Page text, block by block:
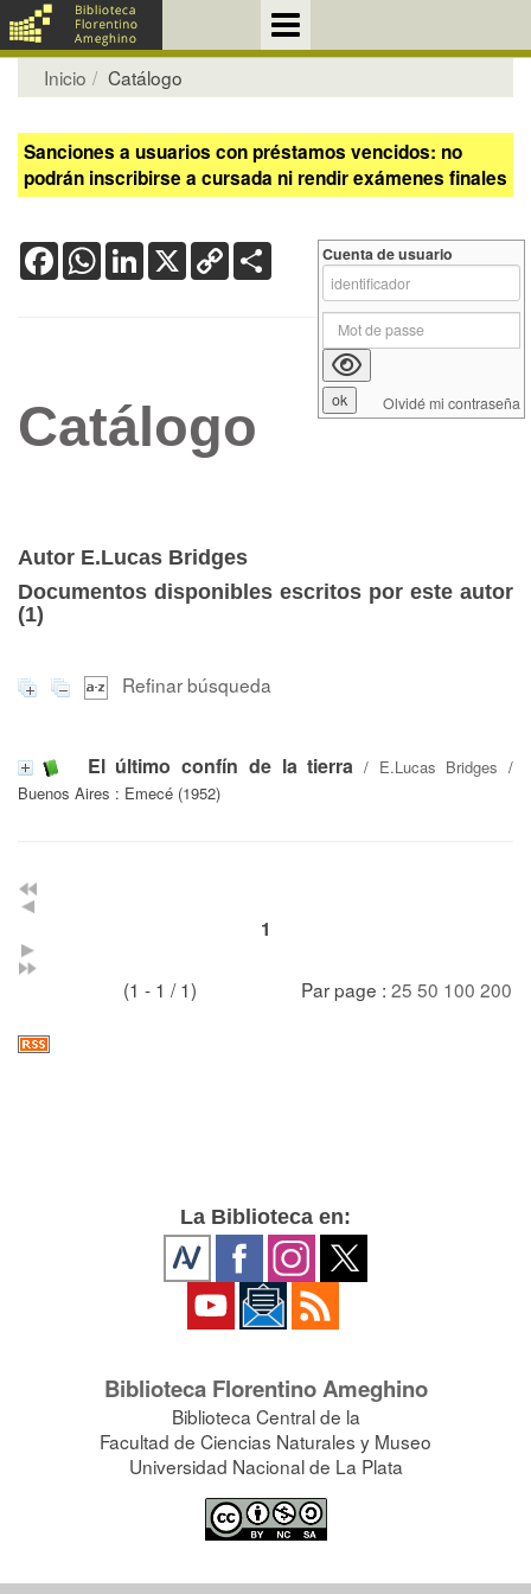
Inicio Catálogo
Sanciones a usuarios con préstamos vencidos: no
podrán inscribirse a cursada ni rendir exámenes finales
FacebookWhatsApp
LinkedIn
X Copy
Link
Catálogo
Autor E.Lucas Bridges
Documentos disponibles escritos por este autor
(1)
Refinar búsqueda
El último confín de la tierra / E.Lucas Bridges /
Buenos Aires : Emecé (1952)
1
(1 - 1 / 1) Par page : 25 50 100 200
Cuenta de usuario
Olvidé mi contraseña
La Biblioteca en:
Biblioteca Florentino Ameghino
Biblioteca Central de la
Facultad de Ciencias Naturales y Museo
Universidad Nacional de La Plata